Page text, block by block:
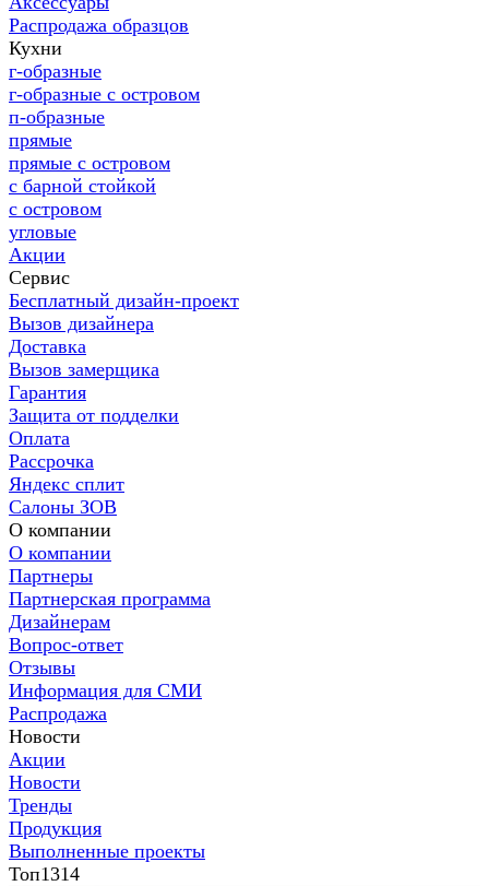
Распродажа образцов
Кухни
г-образные
г-образные с островом
п-образные
прямые
прямые с островом
с барной стойкой
с островом
угловые
Акции
Сервис
Бесплатный дизайн-проект
Вызов дизайнера
Доставка
Вызов замерщика
Гарантия
Защита от подделки
Оплата
Рассрочка
Яндекс сплит
Салоны ЗОВ
О компании
О компании
Партнеры
Партнерская программа
Дизайнерам
Вопрос-ответ
Отзывы
Информация для СМИ
Распродажа
Новости
Акции
Новости
Тренды
Продукция
Выполненные проекты
Топ1314